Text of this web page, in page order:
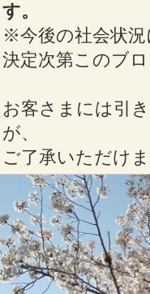
す。
※今後の社会状
決定次第このブ
お客さまには引
が、
ご了承いただけ